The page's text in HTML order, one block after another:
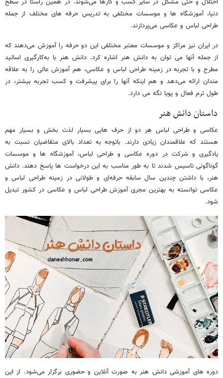
اختلال و حتی مشکل در سایر کسب و کارها می‌شوند. در همین راستا در سطح
دنیا، آموزشگاه ها و موسسات مختلفی به تدریس حرفه های مختلف از جمله
طراحی لباس و عکاسی می‌پردازند.
در ایران نیز مراکز و موسسات معتبر مختلفی این دو حرفه را آموزش می‌دهند که
از جمله آنها می توان به دانش هنر اشاره کرد. دانش هنر با به‌کارگیری اساتید
مطرح و با تجربه در زمینه طراحی لباس و عکاسی، هم آموزش عالی را به علاقه
مندان ارائه می‌دهد و هم اینکه آنها را برای پیشرفت و کسب تجربه بیشتر، در
طول ترم فعال و پویا نگه می دارد.
داستان دانش هنر
عکاسی و طراحی لباس هر دو از حرف هایی بسیار لذت بخش و بسیار مهم
هستند که علاقمندان زیادی دارند. باتوجه به تعداد بالای متقاضیان نسبت به
یادگیری و شرکت در دوره عکاسی و طراحی لباس، آموزشگاه ها و موسسات
گوناگونی تاسیس شدند تا به طور مناسب به این درخواست ها پاسخ دهند. دانش
هنر، با داشتن چندین سال سابقه حرفه‌ای و طولانی در زمینه طراحی لباس و
عکاسی توانسته به بهترین مجری آموزش طراحی لباس و عکاسی در کشور تبدیل
شود.
دوره های آموزشی دانش هنر به صورت آنلاین و حضوری برگزار می‌شود. از این